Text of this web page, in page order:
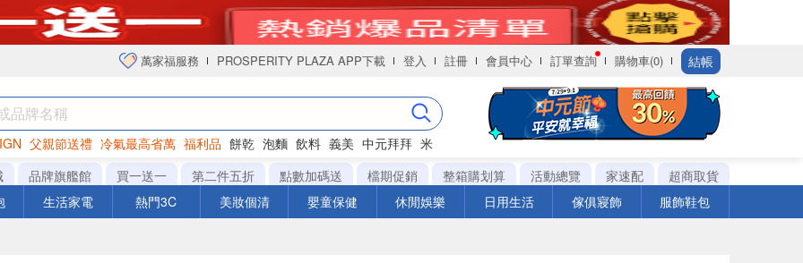
萬家福服務 PROSPERITY PLAZA APP下載 登入 註冊 會員中心 訂單查詢 購物車(0) 結帳
父親節送禮 冷氣最高省萬 福利品 餅乾 泡麵 飲料 義美 中元拜拜 米
衛生紙
品牌旗艦館 買一送一 第二件五折 點數加碼送 檔期促銷 整箱購划算 活動總覽 家速配
超商取貨
生活家電 熱門3C 美妝個清 嬰童保健 休閒娛樂 日用生活 傢俱寢飾 服飾鞋包